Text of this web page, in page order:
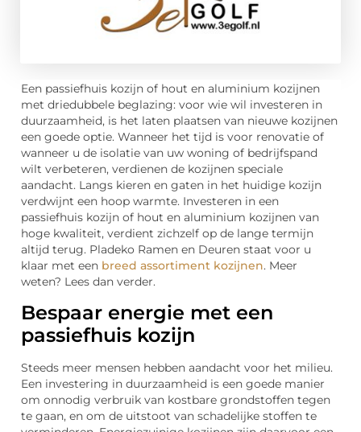
Een passiefhuis kozijn of hout en aluminium kozijnen
met driedubbele beglazing: voor wie wil investeren in
duurzaamheid, is het laten plaatsen van nieuwe kozijnen
een goede optie. Wanneer het tijd is voor renovatie of
wanneer u de isolatie van uw woning of bedrijfspand
wilt verbeteren, verdienen de kozijnen speciale
aandacht. Langs kieren en gaten in het huidige kozijn
verdwijnt een hoop warmte. Investeren in een
passiefhuis kozijn of hout en aluminium kozijnen van
hoge kwaliteit, verdient zichzelf op de lange termijn
altijd terug. Pladeko Ramen en Deuren staat voor u
klaar met een breed assortiment kozijnen. Meer
weten? Lees dan verder.
Bespaar energie met een
passiefhuis kozijn
Steeds meer mensen hebben aandacht voor het milieu.
Een investering in duurzaamheid is een goede manier
om onnodig verbruik van kostbare grondstoffen tegen
te gaan, en om de uitstoot van schadelijke stoffen te